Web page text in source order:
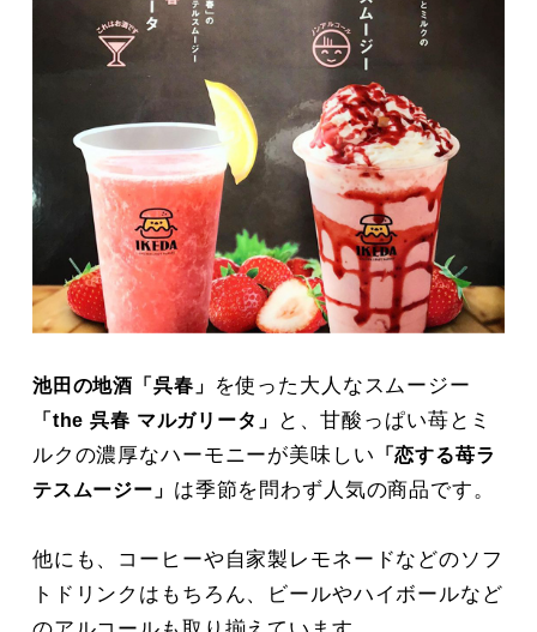
池田の地酒「呉春」 を使った大人なスムージー
「the 呉春 マルガリータ」
と、甘酸っぱい苺とミ
ルクの濃厚なハーモニーが美味しい 「恋する苺ラ
テスムージー」 は季節を問わず人気の商品です。
他にも、コーヒーや自家製レモネードなどのソフ
トドリンクはもちろん、ビールやハイボールなど